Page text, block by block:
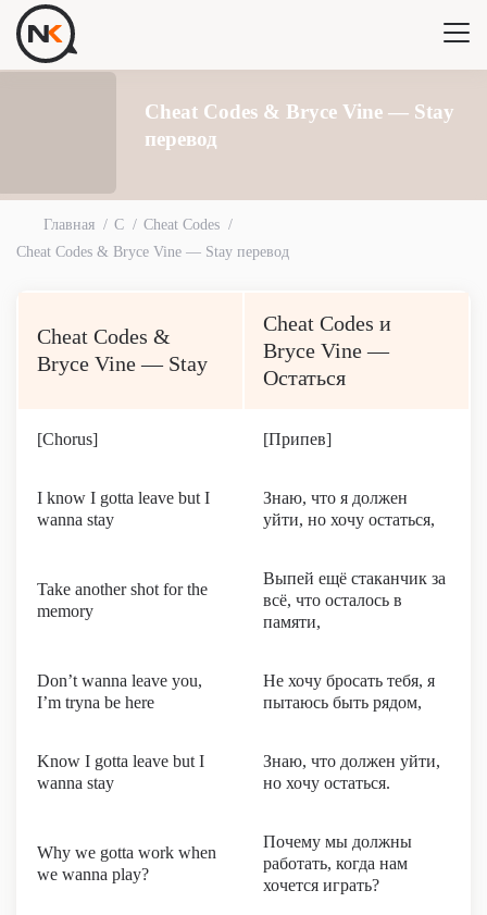
Cheat Codes & Bryce Vine — Stay
перевод
Главная C
Cheat Codes
Cheat Codes & Bryce Vine — Stay перевод
Cheat Codes &
Bryce Vine — Stay
Cheat Codes и
Bryce Vine —
Остаться
[Chorus] [Припев]
I know I gotta leave but I
wanna stay
Знаю, что я должен
уйти, но хочу остаться,
Take another shot for the
memory
Выпей ещё стаканчик за
всё, что осталось в
памяти,
Don’t wanna leave you,
I’m tryna be here
Не хочу бросать тебя, я
пытаюсь быть рядом,
Know I gotta leave but I
wanna stay
Знаю, что должен уйти,
но хочу остаться.
Why we gotta work when
we wanna play?
Почему мы должны
работать, когда нам
хочется играть?